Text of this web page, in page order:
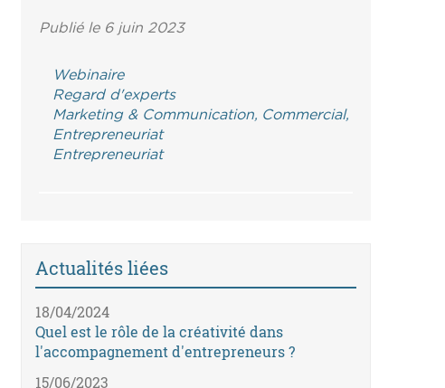
Publié le 6 juin 2023
Webinaire
Regard d'experts
Marketing & Communication, Commercial,
Entrepreneuriat
Entrepreneuriat
Actualités liées
18/04/2024
Quel est le rôle de la créativité dans
l'accompagnement d'entrepreneurs ?
15/06/2023